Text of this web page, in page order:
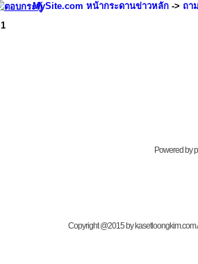
MySite.com หน้ากระดานข่าวหลัก -> ถา
1
Powered by
Copyright @2015 by kasetloongkim.com